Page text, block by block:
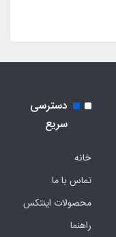
دسترسی
سریع
خانه
تماس با ما
محصولات اینتکس
راهنما